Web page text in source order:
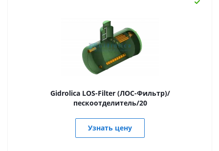
Gidrolica LOS-Filter (ЛОС-Фильтр)/
пескоотделитель/20
Узнать цену